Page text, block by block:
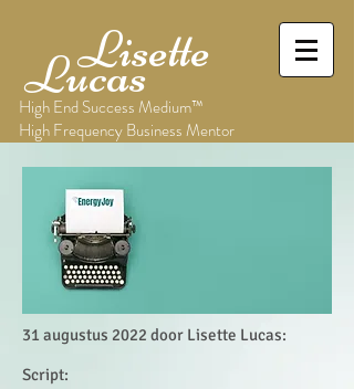
Lisette
Lucas
High End Success Medium™
High Frequency Business Mentor
31 augustus 2022 door Lisette Lucas:
Script: